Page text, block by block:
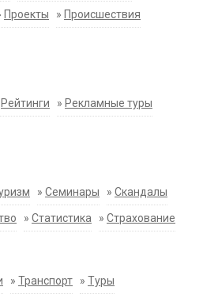
Проекты » Происшествия
Рейтинги » Рекламные туры
» Семинары » Скандалы
» Статистика » Страхование
» Транспорт » Туры